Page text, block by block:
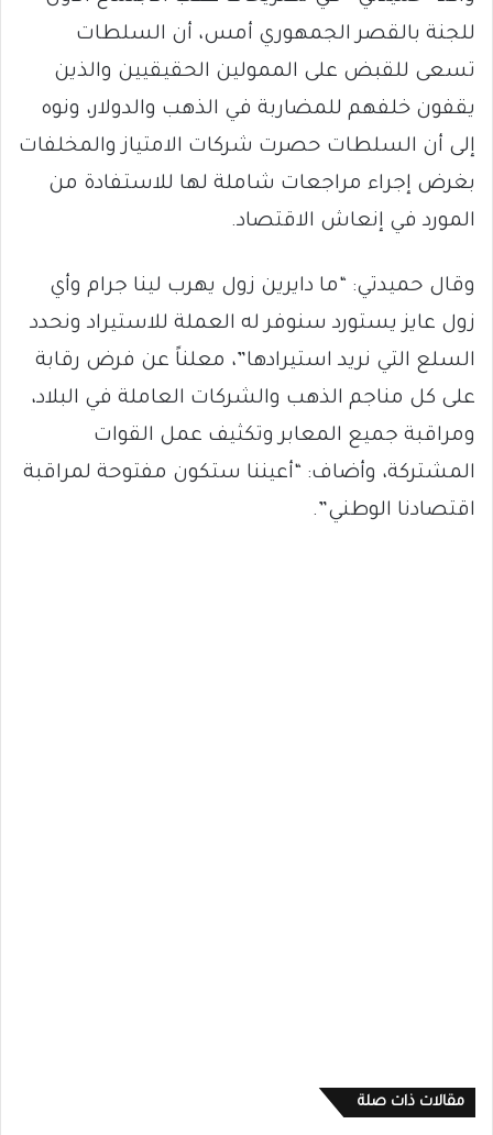
للجنة بالقصر الجمهوري أمس، أن السلطات
تسعى للقبض على الممولين الحقيقيين والذين
يقفون خلفهم للمضاربة في الذهب والدولار، ونوه
إلى أن السلطات حصرت شركات الامتياز والمخلفات
بغرض إجراء مراجعات شاملة لها للاستفادة من
المورد في إنعاش الاقتصاد.
وقال حميدتي: “ما دايرين زول يهرب لينا جرام وأي
زول عايز يستورد سنوفر له العملة للاستيراد ونحدد
السلع التي نريد استيرادها”، معلناً عن فرض رقابة
على كل مناجم الذهب والشركات العاملة في البلاد،
ومراقبة جميع المعابر وتكثيف عمل القوات
المشتركة، وأضاف: “أعيننا ستكون مفتوحة لمراقبة
اقتصادنا الوطني”.
مقالات ذات صلة